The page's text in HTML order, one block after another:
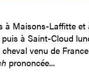
Maisons-Laffitte et
à Saint-Cloud
venu de
prononcée...